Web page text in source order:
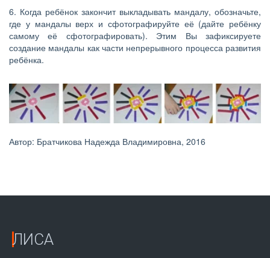
6. Когда ребёнок закончит выкладывать мандалу, обозначьте,
где у мандалы верх и сфотографируйте её (дайте ребёнку
самому её сфотографировать). Этим Вы зафиксируете
создание мандалы как части непрерывного процесса развития
ребёнка.
Автор: Братчикова Надежда Владимировна, 2016
ЛИСА